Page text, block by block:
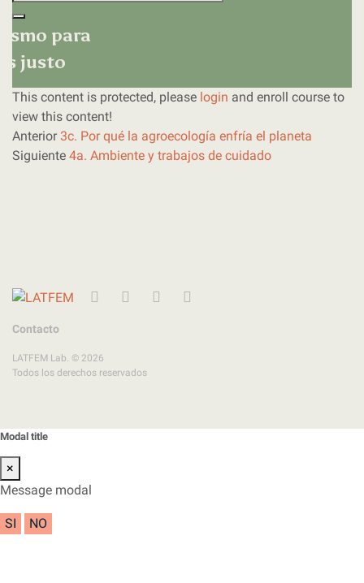
para
justo
This content is protected, please login and enroll course to
view this content!
Anterior 3c. Por qué la agroecología enfría el planeta
Siguiente 4a. Ambiente y trabajos de cuidado
Contacto
LATFEM Lab. © 2026
Todos los derechos reservados
Modal title
×
Message modal
SI NO